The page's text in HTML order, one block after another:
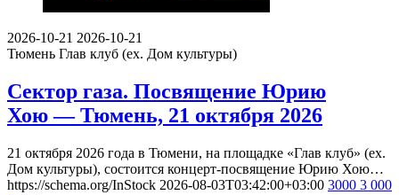
2026-10-21 2026-10-21
Тюмень Глав клуб (ex. Дом культуры)
Сектор газа. Посвящение Юрию
Хою — Тюмень, 21 октября 2026
21 октября 2026 года в Тюмени, на площадке «Глав клуб» (ex.
Дом культуры), состоится концерт-посвящение Юрию Хою…
https://schema.org/InStock 2026-08-03T03:42:00+03:00 3000 3 000